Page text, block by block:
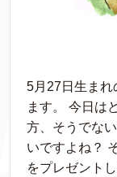
5月27日生まれ
ます。 今日は
方、そうでな
いですよね？
をプレゼント